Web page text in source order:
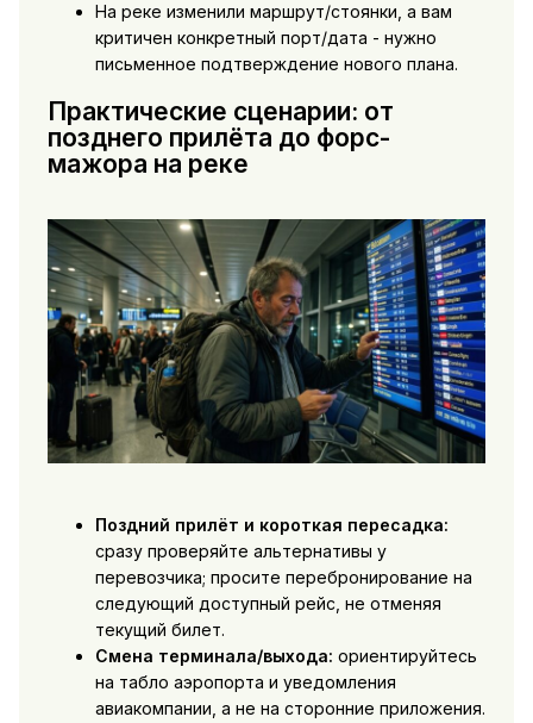
На реке изменили маршрут/стоянки, а вам
критичен конкретный порт/дата - нужно
письменное подтверждение нового плана.
Практические сценарии: от
позднего прилёта до форс-
мажора на реке
Поздний прилёт и короткая пересадка:
сразу проверяйте альтернативы у
перевозчика; просите перебронирование на
следующий доступный рейс, не отменяя
текущий билет.
Смена терминала/выхода: ориентируйтесь
на табло аэропорта и уведомления
авиакомпании, а не на сторонние приложения.